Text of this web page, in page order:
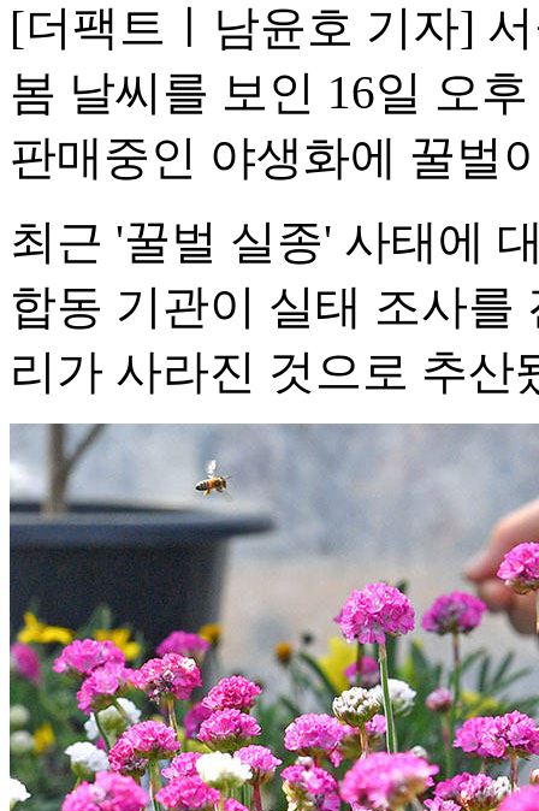
[더팩트ㅣ남윤호 기자]
봄 날씨를 보인 16일 오
판매중인 야생화에 꿀벌
최근 '꿀벌 실종' 사태에
합동 기관이 실태 조사를
리가 사라진 것으로 추산